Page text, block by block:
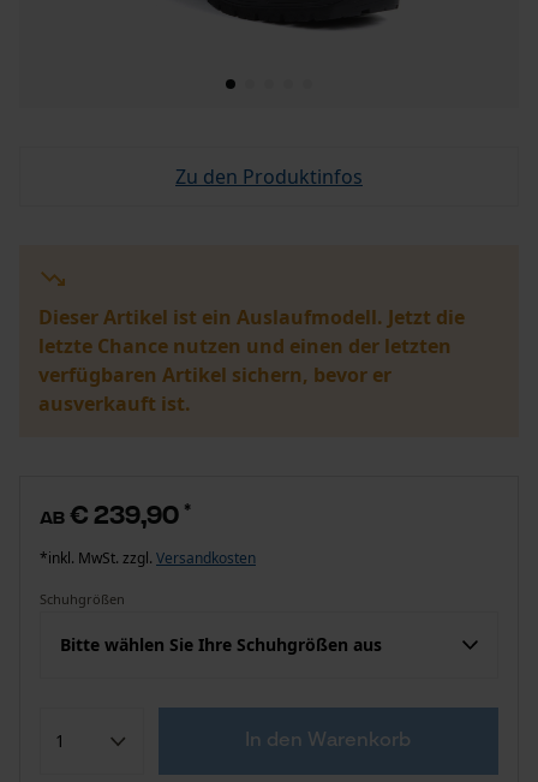
Zu den Produktinfos
Dieser Artikel ist ein Auslaufmodell. Jetzt die
letzte Chance nutzen und einen der letzten
verfügbaren Artikel sichern, bevor er
ausverkauft ist.
ab € 239,90 *
*inkl. MwSt. zzgl. Versandkosten
Schuhgrößen
Bitte wählen Sie Ihre Schuhgrößen aus
In den Warenkorb